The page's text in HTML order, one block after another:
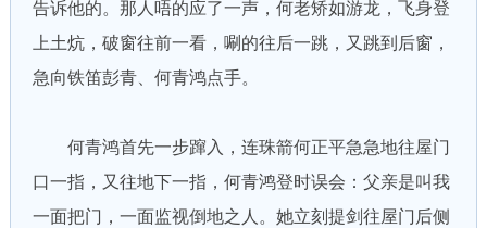
告诉他的。那人唔的应了一声，何老矫如游龙，飞身登
上土炕，破窗往前一看，唰的往后一跳，又跳到后窗，
急向铁笛彭青、何青鸿点手。
何青鸿首先一步蹿入，连珠箭何正平急急地往屋门
口一指，又往地下一指，何青鸿登时误会：父亲是叫我
一面把门，一面监视倒地之人。她立刻提剑往屋门后侧